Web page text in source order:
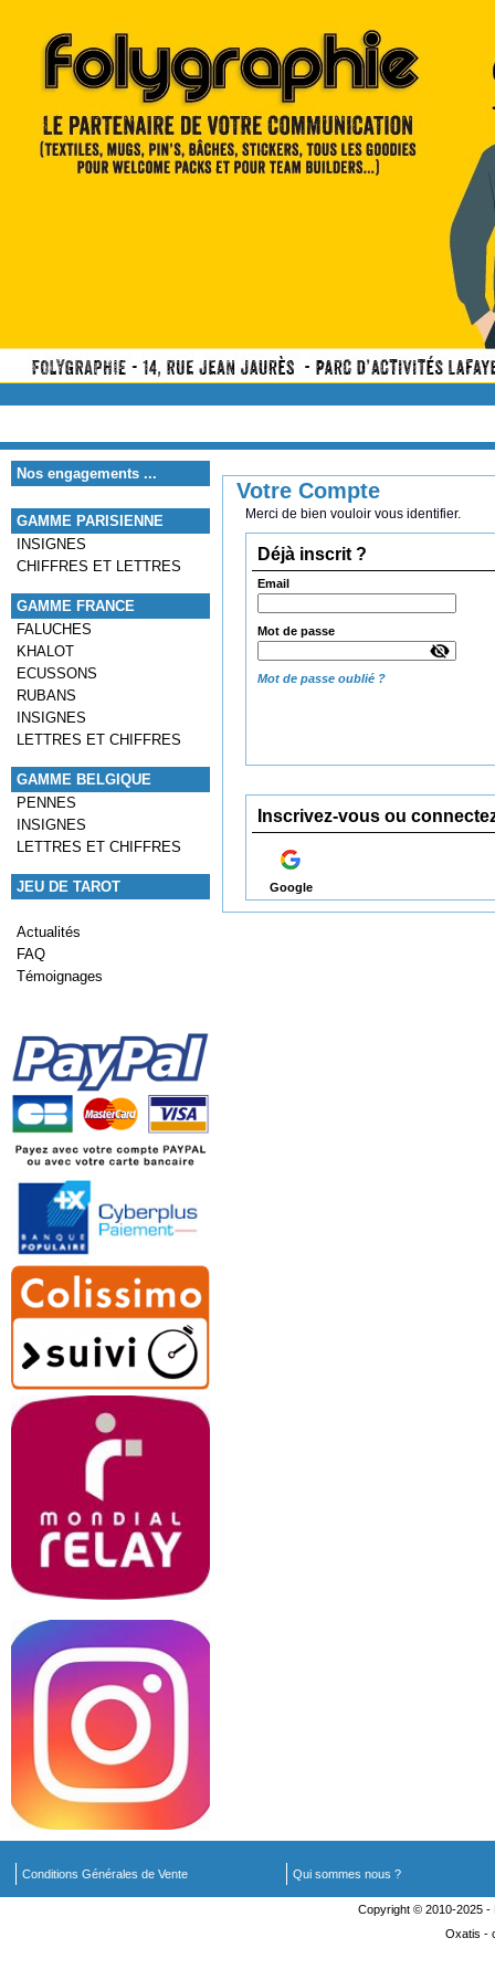
Nos engagements ...
GAMME PARISIENNE
INSIGNES
CHIFFRES ET LETTRES
GAMME FRANCE
FALUCHES
KHALOT
ECUSSONS
RUBANS
INSIGNES
LETTRES ET CHIFFRES
GAMME BELGIQUE
PENNES
INSIGNES
LETTRES ET CHIFFRES
JEU DE TAROT
Actualités
FAQ
Témoignages
Votre Compte
Merci de bien vouloir vous identifier.
Déjà inscrit ?
Email
Mot de passe
Mot de passe oublié ?
Inscrivez-vous ou
Google
Conditions Générales de Vente Qui sommes nous ?
Copyright © 2010-2025 -
Oxatis -